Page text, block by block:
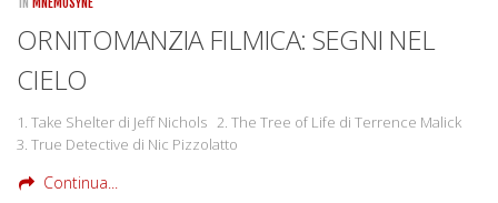
ORNITOMANZIA FILMICA: SEGNI NEL
CIELO
1. Take Shelter di Jeff Nichols 2. The Tree of Life di Terrence Malick
3. True Detective di Nic Pizzolatto
Continua...